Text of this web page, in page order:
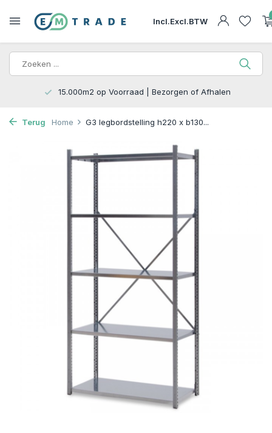
Incl.Excl.BTW
15.000m2 op Voorraad | Bezorgen of Afhalen
Terug Home G3 legbordstelling h220 x b130...